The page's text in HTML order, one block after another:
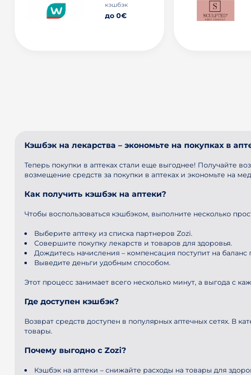
кэшбэк
до 0€
Кэшбэк на лекарства – экономьте на покупках в
Теперь покупки в аптеках стали еще выгоднее! Получайте
возмещение средств за покупки в аптеках и экономьте на
Как получить кэшбэк на аптеки?
Чтобы воспользоваться кэшбэком, выполните несколько
Выберите аптеку из списка партнеров Zozi.
Совершите покупку лекарств и товаров для здоровья.
Дождитесь начисления – компенсация поступит на
Выведите деньги удобным способом.
Этот процесс занимает всего несколько минут, а выгода с
Где доступен кэшбэк?
Возврат средств доступен в популярных аптечных сетях. В
товары.
Почему выгодно с Zozi?
Кэшбэк на аптеки – снижайте расходы на товары для